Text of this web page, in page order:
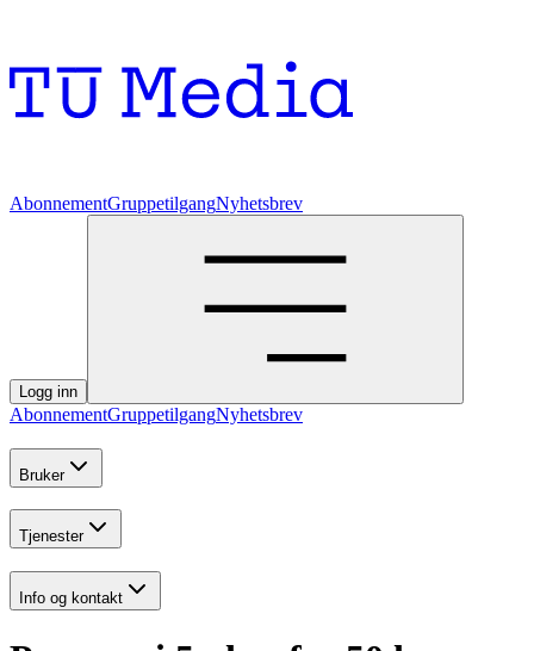
AbonnementGruppetilgangNyhetsbrev
Logg inn
AbonnementGruppetilgangNyhetsbrev
Bruker
Tjenester
Info og kontakt